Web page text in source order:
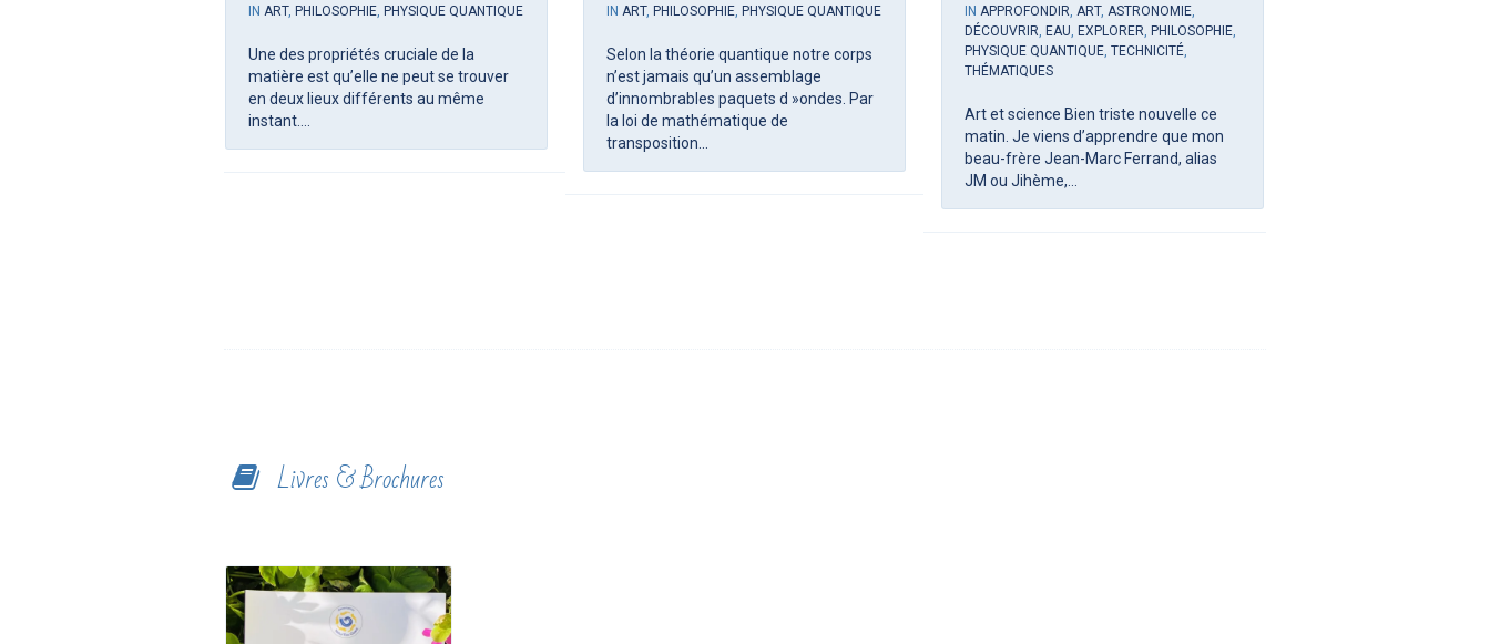
INART,PHILOSOPHIE,PHYSIQUE QUANTIQUE
Une des propriétés cruciale de la
matière est qu’elle ne peut se trouver
en deux lieux différents au même
instant....
INART,PHILOSOPHIE,PHYSIQUE QUANTIQUE
Selon la théorie quantique notre corps
n’est jamais qu’un assemblage
d’innombrables paquets d »ondes. Par
la loi de mathématique de
transposition...
INAPPROFONDIR,ART,ASTRONOMIE,
DÉCOUVRIR,EAU,EXPLORER,PHILOSOPHIE,
PHYSIQUE QUANTIQUE,TECHNICITÉ,
THÉMATIQUES
Art et science Bien triste nouvelle ce
matin. Je viens d’apprendre que mon
beau-frère Jean-Marc Ferrand, alias
JM ou Jihème,...
Livres & Brochures